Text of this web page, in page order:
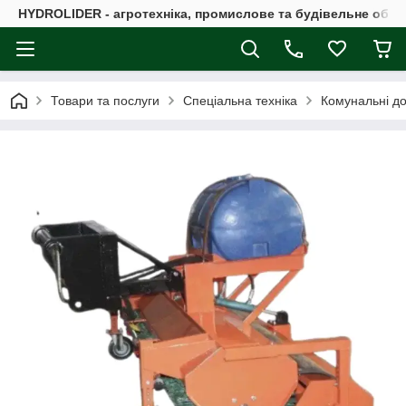
HYDROLIDER - агротехніка, промислове та будівельне
Товари та послуги Спеціальна техніка Комунальні